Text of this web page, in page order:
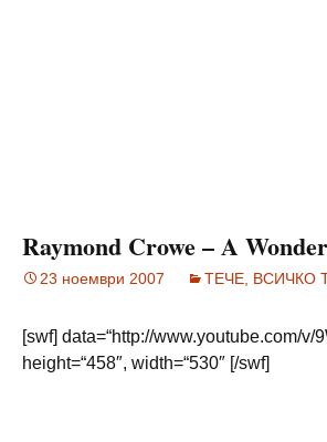
Raymond Crowe – A
23 ноември 2007 ТЕЧЕ, ВСИЧКО
[swf] data=“http://www.youtube.com/v/
height=“458″, width=“530″ [/swf]